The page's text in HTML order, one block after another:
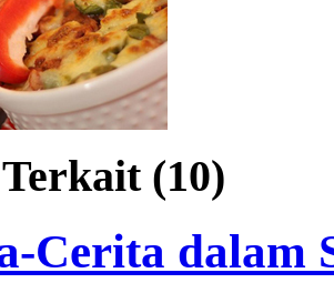
(10)
Cerita dalam